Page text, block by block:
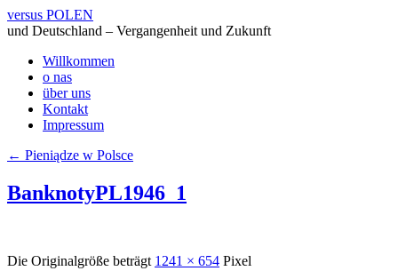
versus POLEN
und Deutschland – Vergangenheit und Zukunft
Willkommen
o nas
über uns
Kontakt
Impressum
← Pieniądze w Polsce
BanknotyPL1946_1
Die Originalgröße beträgt 1241 × 654 Pixel